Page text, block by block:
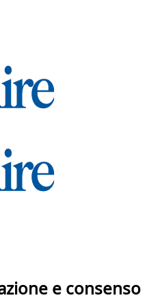
e consenso